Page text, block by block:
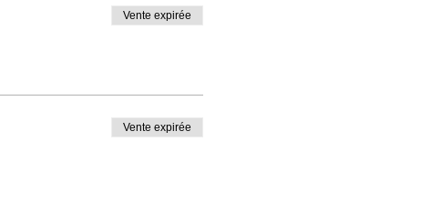
Vente expirée
Vente expirée